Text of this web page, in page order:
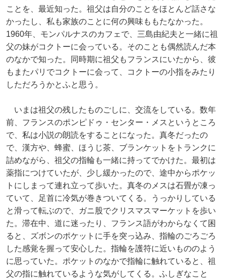
ことを、最近知った。祖父は自分のことをほとんど話さな
かったし、私も家族のことに何の興味ももたなかった。
1960年、モンパルナスのカフェで、三島由紀夫と一緒に祖
父の妹がコクトーに会っている。そのことも偶然読んだ本
のなかで知った。同時期に祖父もフランスにいたから、彼
もまたパリでコクトーに会って、コクトーの小指をみたり
しただろうかとふと思う。
いまは祖父の残したものごしに、交流をしている。数年
前、フランスのポンピドゥ・センター・メスというところ
で、私は小説の朗読をすることになった。真冬だったの
で、漢方や、蜂蜜、ほうじ茶、ブランケットをトランクに
詰めながら、祖父の指輪も一緒に持ってでかけた。最初は
薬指につけていたが、少し緩かったので、途中からポケッ
トにしまって連れ立って歩いた。真冬のメスは石畳が凍っ
ていて、足首に冷気が巻きついてくる。うっかりしている
と滑って転ぶので、ガニ股でクリスマスマーケットを歩い
た。滞在中、道に迷ったり、フランス語がわからなくて困
ると、ズボンのポケットに手を突っ込み、指輪のごろごろ
した感覚を握って安心した。指輪を護符に近いもののよう
に思っていた。ポケットのなかで指輪に触れていると、祖
父の指に触れているような気がしてくる。ふしぎなこと